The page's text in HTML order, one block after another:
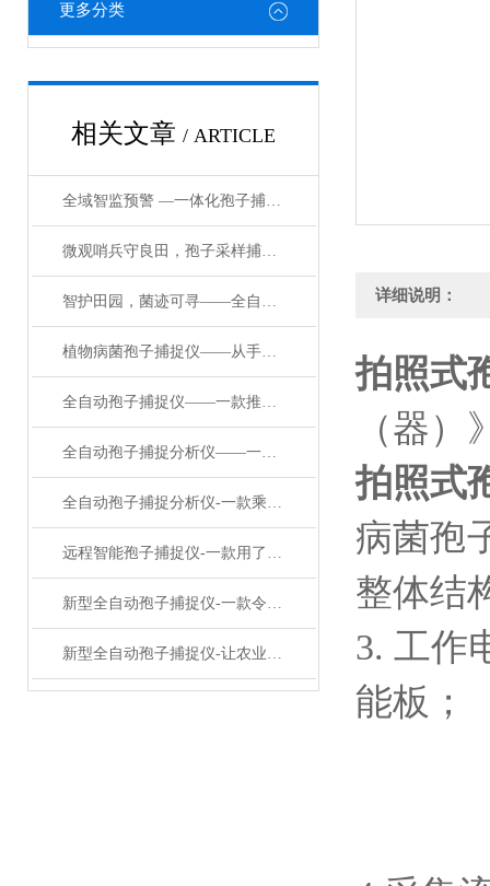
更多分类
相关文章 / ARTICLE
全域智监预警 —一体化孢子捕捉监测系统赋能绿色农业，守护粮食与生态安全
微观哨兵守良田，孢子采样捕捉仪筑牢农林病害防控第一道防线
智护田园，菌迹可寻——全自动植物病菌孢子捕捉仪的守护之道
植物病菌孢子捕捉仪——从手动到自动，孢子捕捉仪如何重塑病害监测？
全自动孢子捕捉仪——一款推动农业现代化果园孢子捕捉仪#2024已更新
全自动孢子捕捉分析仪——一款加速新品种培育孢子自动捕捉系统2024已更新
全自动孢子捕捉分析仪-一款乘风破浪的孢子采样捕捉仪#2023推荐
远程智能孢子捕捉仪-一款用了笑哈哈的病害孢子捕捉仪#2023已更新
新型全自动孢子捕捉仪-一款令人赞叹不已的孢子自动捕捉系统#已更新
新型全自动孢子捕捉仪-让农业叹为观止的智能孢子捕捉仪#2022已更新
详细说明：
拍照式
（器）
拍照式
病菌孢
整体结
3. 工作
能板；